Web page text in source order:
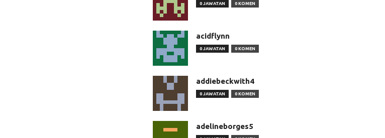
0 JAWATAN 0 KOMEN
acidflynn
0 JAWATAN 0 KOMEN
addiebeckwith4
0 JAWATAN 0 KOMEN
adelineborges5